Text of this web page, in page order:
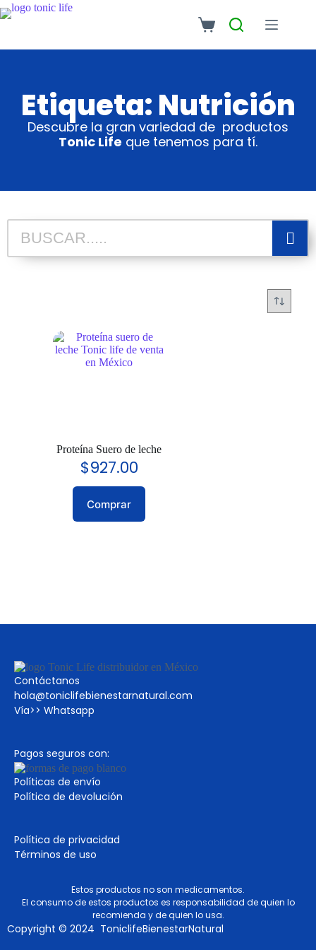
Etiqueta: Nutrición
Descubre la gran variedad de productos
Tonic Life que tenemos para tí.
Proteína Suero de leche
$927.00
Comprar
Contáctanos
hola@toniclifebienestarnatural.com
Vía>> Whatsapp
Pagos seguros con:
Políticas de envío
Política de devolución
Política de privacidad
Términos de uso
Estos productos no son medicamentos.
El consumo de estos productos es responsabilidad de quien lo
recomienda y de quien lo usa.
Copyright © 2024 ToniclifeBienestarNatural